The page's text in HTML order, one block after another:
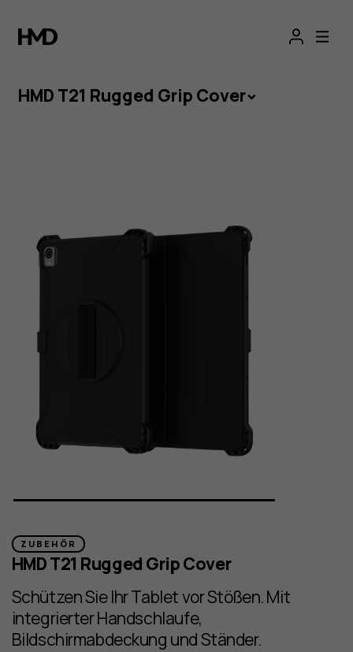
T21
Rugged
Grip
HMD T21 Rugged Grip Cover
ZUBEHÖR
HMD T21 Rugged Grip Cover
Schützen Sie Ihr Tablet vor Stößen. Mit
integrierter Handschlaufe,
Bildschirmabdeckung und Ständer.